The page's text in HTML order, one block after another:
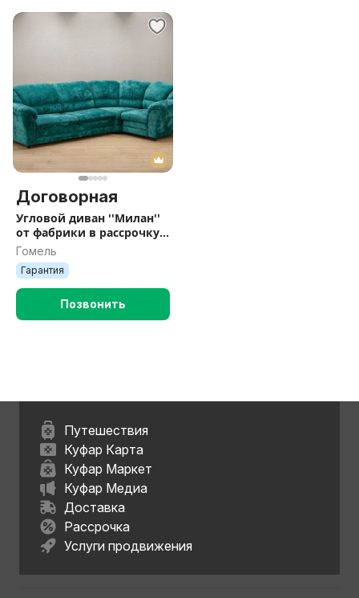
Договорная
Угловой диван ''Милан''
от фабрики в рассрочку
на 12 месяцев под 0%
Гомель
Гарантия
Позвонить
Путешествия
Куфар Карта
Куфар Маркет
Куфар Медиа
Доставка
Рассрочка
Услуги продвижения